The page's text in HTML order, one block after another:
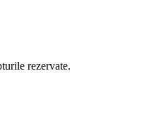
rezervate.